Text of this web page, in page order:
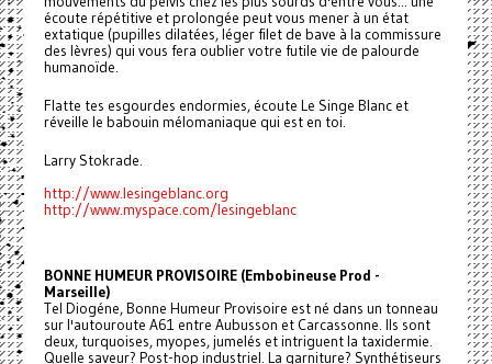
écoute répétitive et prolongée peut vous mener à un état
extatique (pupilles dilatées, léger filet de bave à la commissure
des lèvres) qui vous fera oublier votre futile vie de palourde
humanoïde.
Flatte tes esgourdes endormies, écoute Le Singe Blanc et
réveille le babouin mélomaniaque qui est en toi.
Larry Stokrade.
http://www.lesingeblanc.org
http://www.myspace.com/lesingeblanc
BONNE HUMEUR PROVISOIRE (Embobineuse Prod -
Marseille)
Tel Diogéne, Bonne Humeur Provisoire est né dans un tonneau
sur l'autouroute A61 entre Aubusson et Carcassonne. Ils sont
deux, turquoises, myopes, jumelés et intriguent la taxidermie.
Quelle saveur? Post-hop industriel. La garniture? Synthétiseurs